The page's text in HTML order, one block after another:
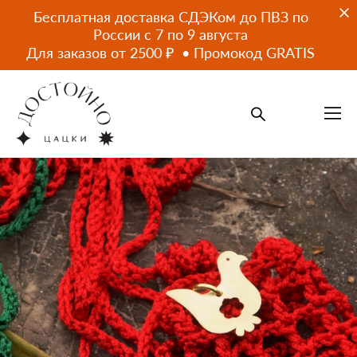
Бесплатная доставка СДЭКом до ПВЗ по
России с 7 по 9 августа
Для заказов от 2500 ₽ • Промокод GRATIS